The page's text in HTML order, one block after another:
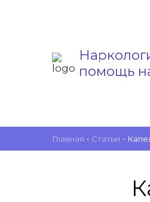
помощь
Главная • Статьи •